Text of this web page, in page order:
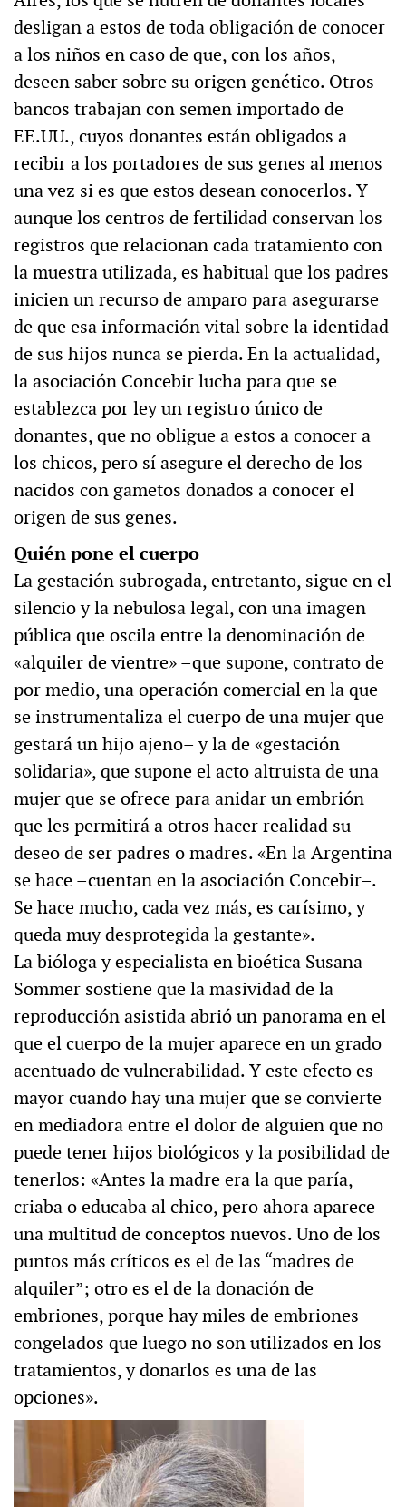
desligan a estos de toda obligación de conocer
a los niños en caso de que, con los años,
deseen saber sobre su origen genético. Otros
bancos trabajan con semen importado de
EE.UU., cuyos donantes están obligados a
recibir a los portadores de sus genes al menos
una vez si es que estos desean conocerlos. Y
aunque los centros de fertilidad conservan los
registros que relacionan cada tratamiento con
la muestra utilizada, es habitual que los padres
inicien un recurso de amparo para asegurarse
de que esa información vital sobre la identidad
de sus hijos nunca se pierda. En la actualidad,
la asociación Concebir lucha para que se
establezca por ley un registro único de
donantes, que no obligue a estos a conocer a
los chicos, pero sí asegure el derecho de los
nacidos con gametos donados a conocer el
origen de sus genes.
Quién pone el cuerpo
La gestación subrogada, entretanto, sigue en el
silencio y la nebulosa legal, con una imagen
pública que oscila entre la denominación de
«alquiler de vientre» –que supone, contrato de
por medio, una operación comercial en la que
se instrumentaliza el cuerpo de una mujer que
gestará un hijo ajeno– y la de «gestación
solidaria», que supone el acto altruista de una
mujer que se ofrece para anidar un embrión
que les permitirá a otros hacer realidad su
deseo de ser padres o madres. «En la Argentina
se hace –cuentan en la asociación Concebir–.
Se hace mucho, cada vez más, es carísimo, y
queda muy desprotegida la gestante».
La bióloga y especialista en bioética Susana
Sommer sostiene que la masividad de la
reproducción asistida abrió un panorama en el
que el cuerpo de la mujer aparece en un grado
acentuado de vulnerabilidad. Y este efecto es
mayor cuando hay una mujer que se convierte
en mediadora entre el dolor de alguien que no
puede tener hijos biológicos y la posibilidad de
tenerlos: «Antes la madre era la que paría,
criaba o educaba al chico, pero ahora aparece
una multitud de conceptos nuevos. Uno de los
puntos más críticos es el de las “madres de
alquiler”; otro es el de la donación de
embriones, porque hay miles de embriones
congelados que luego no son utilizados en los
tratamientos, y donarlos es una de las
opciones».